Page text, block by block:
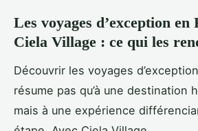
Les voyages d’exception en
Ciela Village : ce qui les
Découvrir les voyages
résume pas qu’à une destination
mais à une expérience